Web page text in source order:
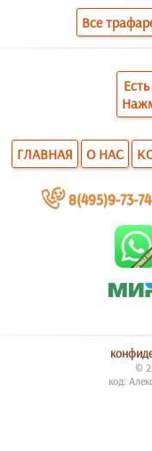
Все
ГЛАВНАЯ О НАС
~ 8(495)9-73-
©
код: